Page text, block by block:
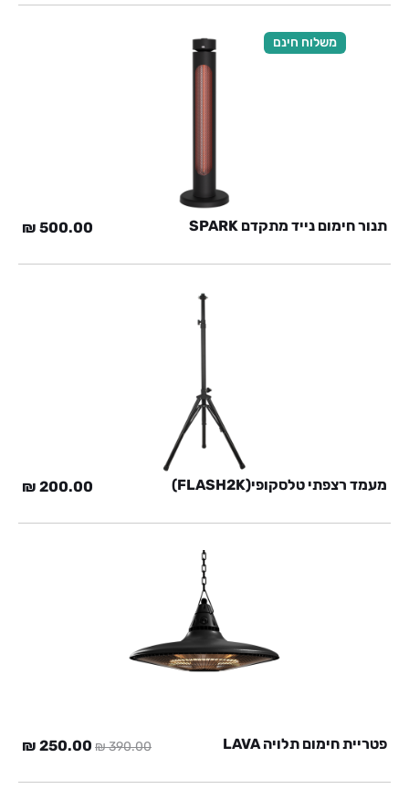
משלוח חינם
תנור חימום נייד מתקדם SPARK 500.00
₪
מעמד רצפתי טלסקופי(FLASH2K) 200.00
₪
פטריית חימום תלויה LAVA 390.00
₪ המחיר
היה:
250.00
₪